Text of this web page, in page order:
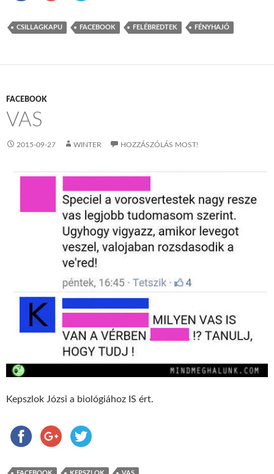
CSILLAGKAPU FACEBOOK FELÉBREDTEK FÉNYHAJÓ
FACEBOOK
VAS
2015-09-27 WINTER HOZZÁSZÓLÁS MOST!
Kepszlok Józsi a biológiához IS ért.